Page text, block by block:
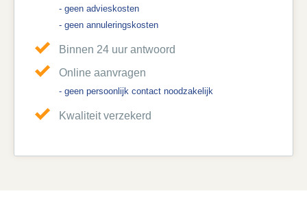
- geen advieskosten
- geen annuleringskosten
Binnen 24 uur antwoord
Online aanvragen
- geen persoonlijk contact noodzakelijk
Kwaliteit verzekerd